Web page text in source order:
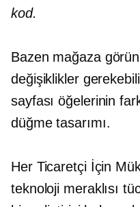
kod.
Bazen mağaza
değişiklikler
sayfası öğelerinin
düğme tasarımı.
Her Ticaretçi İçin
teknoloji meraklısı